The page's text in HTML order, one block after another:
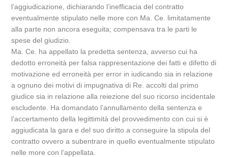
l’aggiudicazione, dichiarando l’inefficacia del contratto
eventualmente stipulato nelle more con Ma. Ce. limitatamente
alla parte non ancora eseguita; compensava tra le parti le
spese del giudizio.
Ma. Ce. ha appellato la predetta sentenza, avverso cui ha
dedotto erroneità per falsa rappresentazione dei fatti e difetto di
motivazione ed erroneità per error in iudicando sia in relazione
a ognuno dei motivi di impugnativa di Re. accolti dal primo
giudice sia in relazione alla reiezione del suo ricorso incidentale
escludente. Ha domandato l’annullamento della sentenza e
l’accertamento della legittimità del provvedimento con cui si è
aggiudicata la gara e del suo diritto a conseguire la stipula del
contratto ovvero a subentrare in quello eventualmente stipulato
nelle more con l’appellata.